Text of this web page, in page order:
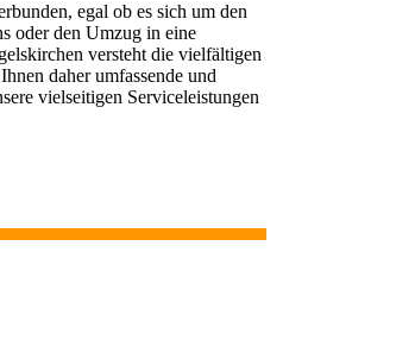
egal ob es sich um den
oder den Umzug in eine
versteht die vielfältigen
daher umfassende und
vielseitigen Serviceleistungen